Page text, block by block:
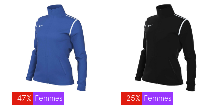
-47% Femmes
-25% Femmes